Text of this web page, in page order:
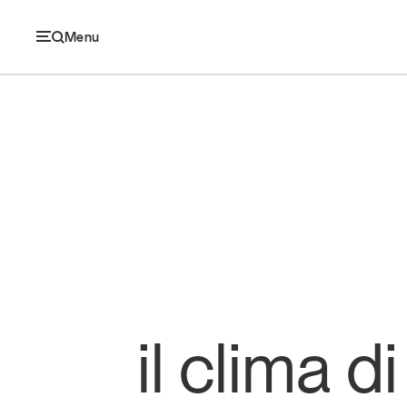
Menu
Retail e brand
Sostenibilitàil clima